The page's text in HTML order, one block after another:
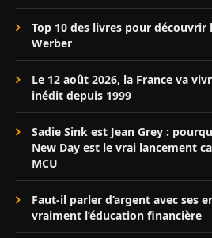
Top 10 des livres pour découvrir
Werber
Le 12 août 2026, la France va
inédit depuis 1999
Sadie Sink est Jean Grey :
New Day est le vrai lancement
MCU
Faut-il parler d’argent avec ses
vraiment l’éducation financière